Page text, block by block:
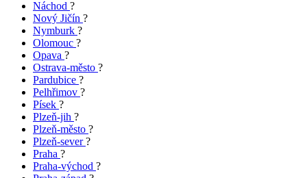
Náchod ?
Nový Jičín ?
Nymburk ?
Olomouc ?
Opava ?
Ostrava-město ?
Pardubice ?
Pelhřimov ?
Písek ?
Plzeň-jih ?
Plzeň-město ?
Plzeň-sever?
Praha ?
Praha-východ ?